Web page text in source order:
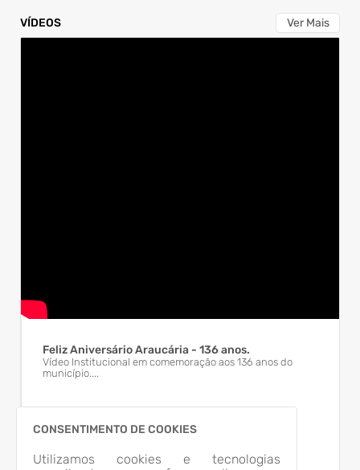
VÍDEOS Ver Mais
Feliz Aniversário Araucária - 136 anos.
Vídeo Institucional em comemoração aos 136 anos do
município....
CONSENTIMENTO DE COOKIES
Utilizamos cookies e tecnologias